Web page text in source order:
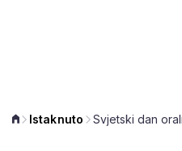
Istaknuto